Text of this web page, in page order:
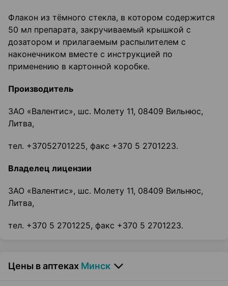
Флакон из тёмного стекла, в котором содержится
50 мл препарата, закручиваемый крышкой с
дозатором и прилагаемым распылителем с
наконечником вместе с инструкцией по
применению в картонной коробке.
Производитель
ЗАО «Валентис», шс. Молету 11, 08409 Вильнюс,
Литва,
тел. +37052701225, факс +370 5 2701223.
Владелец лицензии
ЗАО «Валентис», шс. Молету 11, 08409 Вильнюс,
Литва,
тел. +370 5 2701225, факс +370 5 2701223.
Цены в аптеках Минск